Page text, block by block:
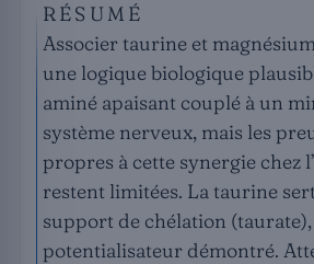
RÉSUMÉ
Associer taurine et
une logique biologique
aminé apaisant couplé à un
système nerveux, mais les
propres à cette synergie chez
restent limitées. La taurine
support de chélation (taurate),
potentialisateur démontré.